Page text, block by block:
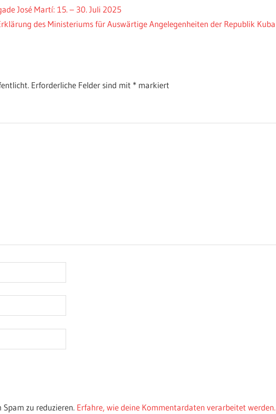
José Martí: 15. – 30. Juli 2025
des Ministeriums für Auswärtige Angelegenheiten der Republik Kuba
Erforderliche Felder sind mit *markiert
zu reduzieren. Erfahre, wie deine Kommentardaten verarbeitet werden.